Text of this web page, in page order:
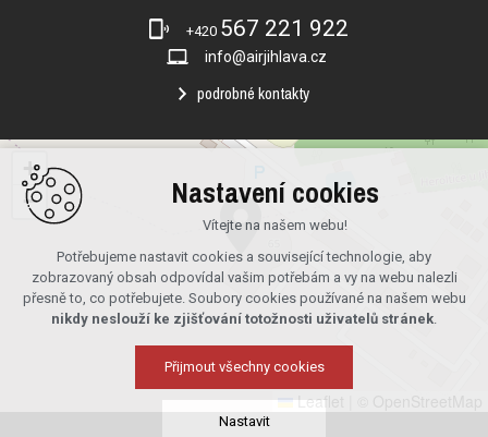
+420 567 221 922
info@airjihlava.cz
podrobné kontakty
+
−
Leaflet
Nastavení cookies
Vítejte na našem webu!
Potřebujeme nastavit cookies a související technologie, aby
zobrazovaný obsah odpovídal vašim potřebám a vy na webu nalezli
přesně to, co potřebujete. Soubory cookies používané na našem webu
nikdy neslouží ke zjišťování totožnosti uživatelů stránek.
Přijmout všechny cookies
Nastavit